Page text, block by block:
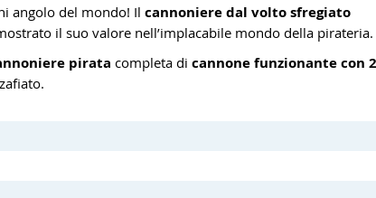
angolo del mondo! Il cannoniere dal volto sfregiato
il suo valore nell’implacabile mondo della pirateria.
pirata completa di cannone funzionante con 2